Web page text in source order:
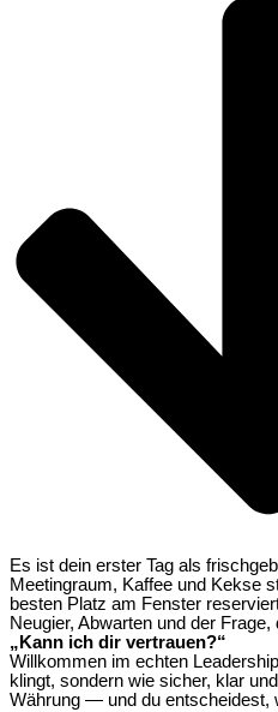
Es ist dein erster Tag als
Meetingraum, Kaffee und Kekse
besten Platz am Fenster
Neugier, Abwarten und der
„Kann ich dir vertrauen?“
Willkommen im echten
klingt, sondern wie sicher, klar
Währung — und du entscheidest,